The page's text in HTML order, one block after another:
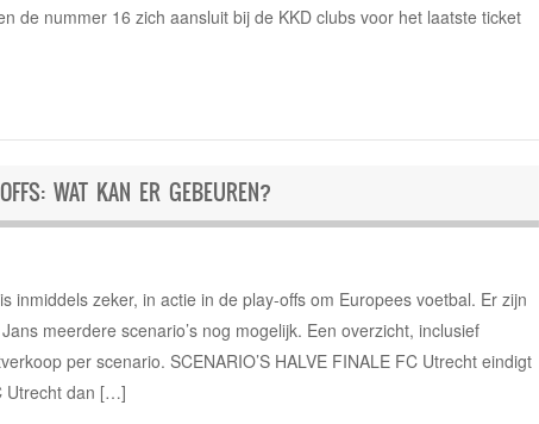
de nummer 16 zich aansluit bij de KKD clubs voor het laatste ticket
WAT KAN ER GEBEUREN?
inmiddels zeker, in actie in de play-offs om Europees voetbal. Er zijn
meerdere scenario’s nog mogelijk. Een overzicht, inclusief
per scenario. SCENARIO’S HALVE FINALE FC Utrecht eindigt
Utrecht dan […]